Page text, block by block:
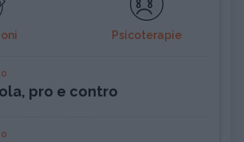
Psicoterapie
pro e contro